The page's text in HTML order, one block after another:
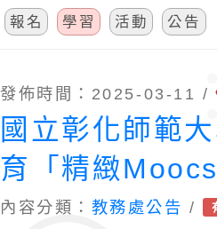
報名 學習 活動 公告
發佈時間：2025-03-11 /
國立彰化師範
育「精緻
程」之「全人
內容分類： 教務處公告 /